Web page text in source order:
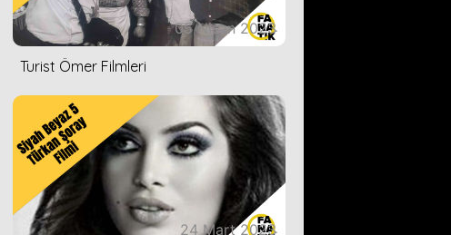
05 Nisan 2023
Turist Ömer Filmleri
24 Mart 2023